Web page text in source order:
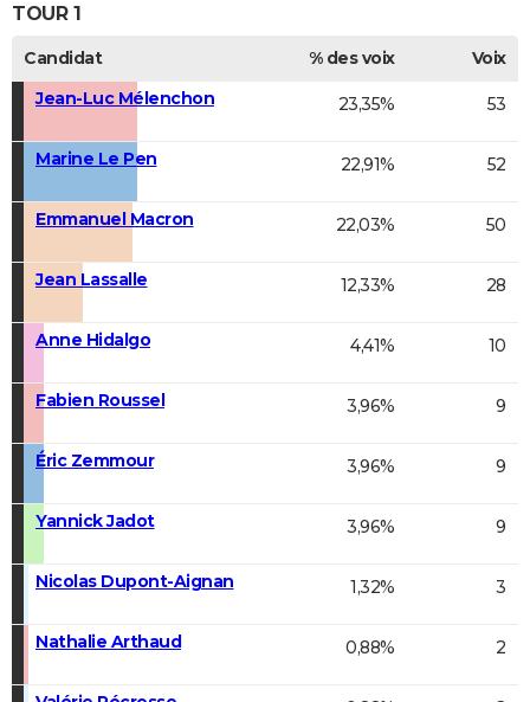
TOUR 1
Candidat % des voix
Voix
Jean-Luc Mélenchon
23,35% 53
Marine Le Pen 22,91% 52
Emmanuel Macron 22,03% 50
Jean Lassalle 12,33% 28
Anne Hidalgo 4,41% 10
Fabien Roussel 3,96% 9
Éric Zemmour 3,96% 9
Yannick Jadot 3,96% 9
Nicolas Dupont-Aignan 1,32% 3
Nathalie Arthaud 0,88% 2